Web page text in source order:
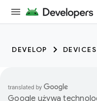
DEVELOP DEVICES
Google używa